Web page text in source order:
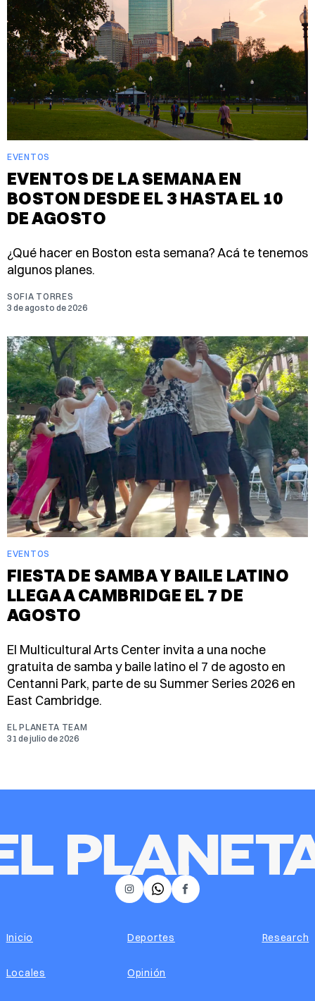
EVENTOS
EVENTOS DE LA SEMANA EN
BOSTON DESDE EL 3 HASTA EL 10
DE AGOSTO
¿Qué hacer en Boston esta semana? Acá te tenemos
algunos planes.
SOFIA TORRES
3 de agosto de 2026
EVENTOS
FIESTA DE SAMBA Y BAILE LATINO
LLEGA A CAMBRIDGE EL 7 DE
AGOSTO
El Multicultural Arts Center invita a una noche
gratuita de samba y baile latino el 7 de agosto en
Centanni Park, parte de su Summer Series 2026 en
East Cambridge.
EL PLANETA TEAM
31 de julio de 2026
𝕏 Facebook
Instagram
Inicio
Locales
Deportes
Opinión
Research